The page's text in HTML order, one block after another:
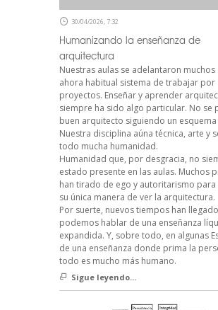
30/04/2026, 7:32
Humanizando la enseñanza de
arquitectura
Nuestras aulas se adelantaron muchos
ahora habitual sistema de trabajar por
proyectos. Enseñar y aprender
siempre ha sido algo particular. No se
buen arquitecto siguiendo un
Nuestra disciplina aúna técnica, arte y
todo mucha humanidad.
Humanidad que, por desgracia, no
estado presente en las aulas. Muchos
han tirado de ego y autoritarismo
su única manera de ver la arquitectura.
Por suerte, nuevos tiempos han
podemos hablar de una enseñanza
expandida. Y, sobre todo, en algunas
de una enseñanza donde prima la
todo es mucho más humano.
Sigue leyendo...